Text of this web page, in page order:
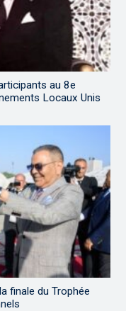
au 8e
Locaux Unis
finale du Trophée